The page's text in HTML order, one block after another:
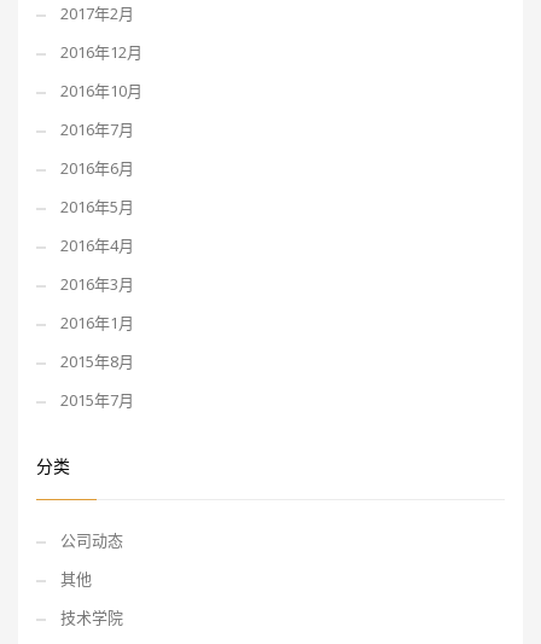
2017年2月
2016年12月
2016年10月
2016年7月
2016年6月
2016年5月
2016年4月
2016年3月
2016年1月
2015年8月
2015年7月
分类
公司动态
其他
技术学院